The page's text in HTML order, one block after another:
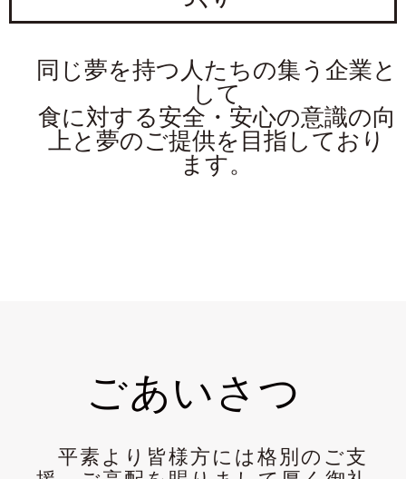
同じ夢を持つ人たちの集う企業と
して
食に対する安全・安心の意識の向
上と夢のご提供を目指しており
ます。
ごあいさつ
平素より皆様方には格別のご支